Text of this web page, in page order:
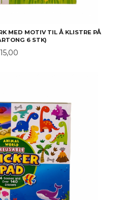
MED MOTIV TIL Å KLISTRE PÅ
6 STK)
Pris
15,00